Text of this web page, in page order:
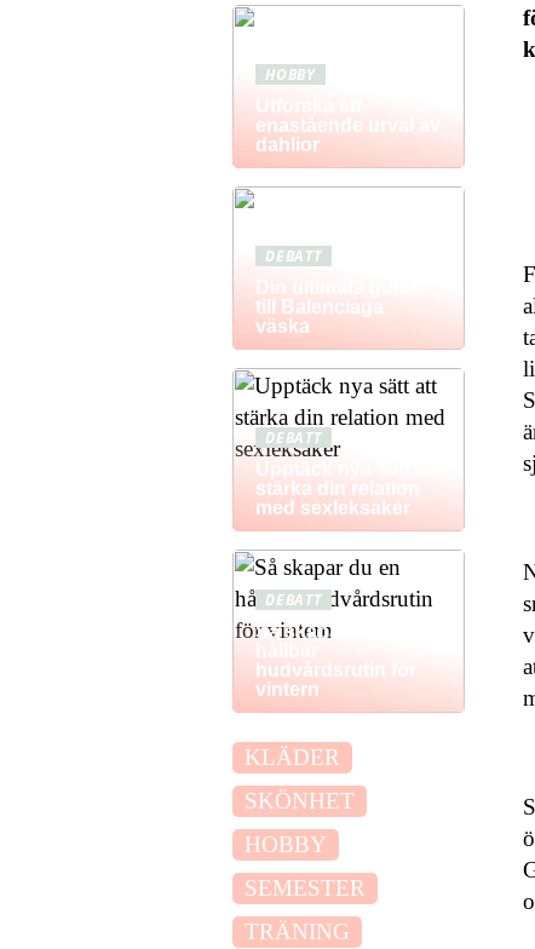
HOBBY
Utforska ett
enastående urval av
dahlior
DEBATT
Din ultimata guide
till Balenciaga
väska
DEBATT
Upptäck nya sätt att
stärka din relation
med sexleksaker
DEBATT
Så skapar du en
hållbar
hudvårdsrutin för
vintern
KLÄDER
SKÖNHET
HOBBY
SEMESTER
TRÄNING